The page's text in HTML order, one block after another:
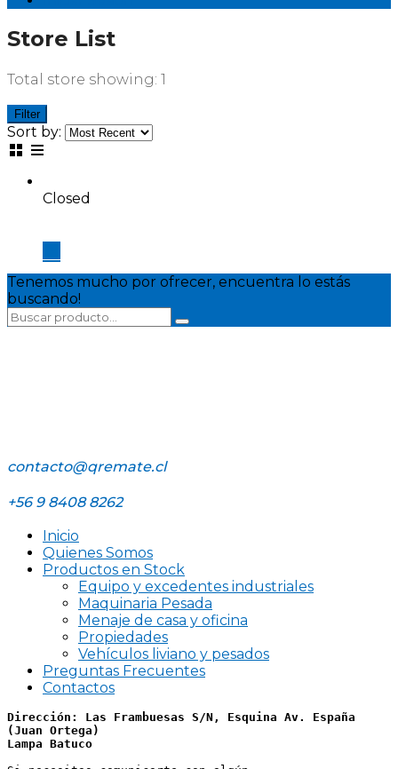
Store List
Total store showing: 1
Filter
Sort by:
Closed
Tenemos mucho por ofrecer, encuentra lo estás
buscando!
contacto@qremate.cl
+56 9 8408 8262
Inicio
Quienes Somos
Productos en Stock
Equipo y excedentes industriales
Maquinaria Pesada
Menaje de casa y oficina
Propiedades
Vehículos liviano y pesados
Preguntas Frecuentes
Contactos
Dirección: Las Frambuesas S/N, Esquina Av. España
(Juan Ortega)
Lampa Batuco